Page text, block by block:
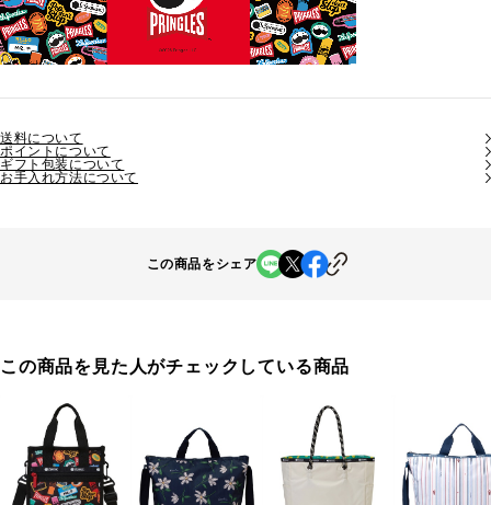
送料について
ポイントについて
ギフト包装について
お手入れ方法について
この商品をシェア
この商品を見た人がチェックしている商品